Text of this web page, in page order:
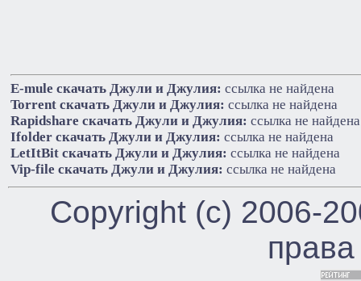
E-mule cкачать Джули и Джулия: ссылка не найдена
Torrent cкачать Джули и Джулия: ссылка не найдена
Rapidshare cкачать Джули и Джулия: ссылка не найдена
Ifolder cкачать Джули и Джулия: ссылка не найдена
LetItBit cкачать Джули и Джулия: ссылка не найдена
Vip-file cкачать Джули и Джулия: ссылка не найдена
Copyright (c) 2006-